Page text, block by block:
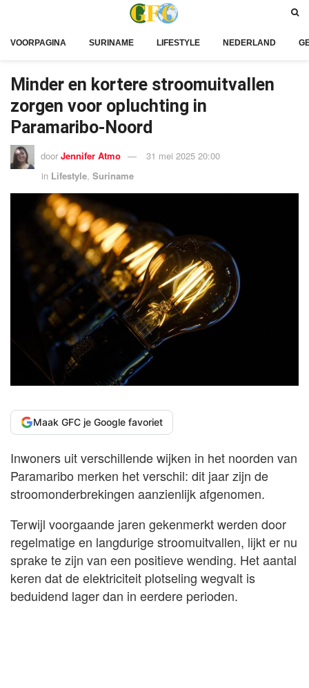
VOORPAGINA SURINAME LIFESTYLE NEDERLAND
Minder en kortere stroomuitvallen
zorgen voor opluchting in
Paramaribo-Noord
door Jennifer Atmo
31 mei 2025 20:00
in Lifestyle, Suriname
Maak GFC je Google favoriet
Inwoners uit verschillende wijken in het noorden van
Paramaribo merken het verschil: dit jaar zijn de
stroomonderbrekingen aanzienlijk afgenomen.
Terwijl voorgaande jaren gekenmerkt werden door
regelmatige en langdurige stroomuitvallen, lijkt er nu
sprake te zijn van een positieve wending. Het aantal
keren dat de elektriciteit plotseling wegvalt is
beduidend lager dan in eerdere perioden.